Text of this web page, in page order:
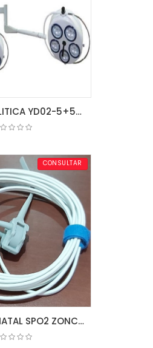
LAMPARA CIALITICA YD02-5+5(LED) COLD LIGHT LIGHT
COTIZAR CONSULTAR
SENSOR NEONATAL SPO2 ZONCARE